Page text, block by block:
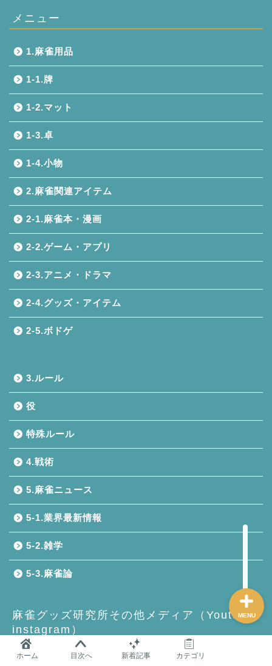
メニュー
1.麻雀用品
1-1.牌
1-2.マット
1-3.卓
1-4.小物
2.麻雀関連アイテム
2-1.麻雀本・漫画
2-2.ゲーム・アプリ
2-3.アニメ・ドラマ
2-4.グッズ・アイテム
2-5.ボドゲ
3.ルール
役
特殊ルール
4.戦術
5.麻雀ニュース
5-1.業界最新情報
5-2.雑学
5-3.麻雀論
麻雀グッズ研究所その他メディア（Youtube,
instagram）
麻雀グッズ研究所Youtubeチャンネル
ホーム 目次へ 新着記事 カテゴリ
MENU
問い合わせ